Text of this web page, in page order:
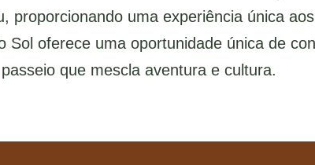
uma experiência única
oferece uma oportunidade única de
que mescla aventura e cultura.